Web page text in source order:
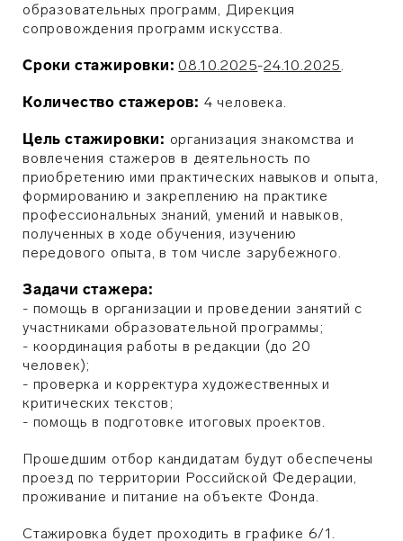
образовательных программ, Дирекция
сопровождения программ искусства.
Сроки стажировки:08.10.2025-24.10.2025.
Количество стажеров: 4 человека.
Цель стажировки: организация знакомства и
вовлечения стажеров в деятельность по
приобретению ими практических навыков и опыта,
формированию и закреплению на практике
профессиональных знаний, умений и навыков,
полученных в ходе обучения, изучению
передового опыта, в том числе зарубежного.
Задачи стажера:
- помощь в организации и проведении занятий с
участниками образовательной программы;
- координация работы в редакции (до 20
человек);
- проверка и корректура художественных и
критических текстов;
- помощь в подготовке итоговых проектов.
Прошедшим отбор кандидатам будут обеспечены
проезд по территории Российской Федерации,
проживание и питание на объекте Фонда.
Стажировка будет проходить в графике 6/1.